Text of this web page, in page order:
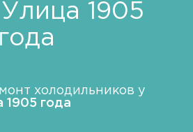
1905
года
холодильников у
1905 года